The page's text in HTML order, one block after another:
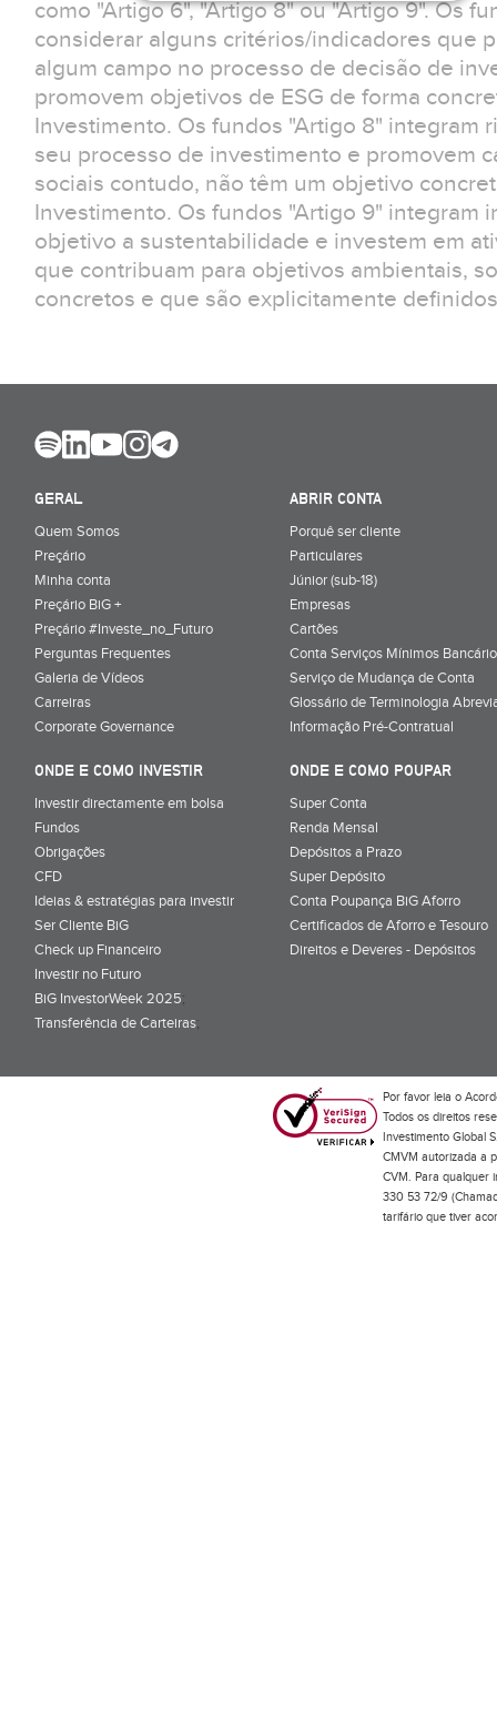
como "Artigo 6", "Artigo 8" ou "Artigo 9". Os
considerar alguns critérios/indicadores que
algum campo no processo de decisão de
promovem objetivos de ESG de forma
Investimento. Os fundos "Artigo 8" integram
seu processo de investimento e promovem
sociais contudo, não têm um objetivo
Investimento. Os fundos "Artigo 9" integram
objetivo a sustentabilidade e investem em
que contribuam para objetivos ambientais,
concretos e que são explicitamente
GERAL
Quem Somos
Preçário
Minha conta
Preçário BiG +
Preçário #Investe_no_Futuro
Perguntas Frequentes
Galeria de Vídeos
Carreiras
Corporate Governance
ABRIR CONTA
Porquê ser cliente
Particulares
Júnior (sub-18)
Empresas
Cartões
Conta Serviços Mínimos
Serviço de Mudança de Conta
Glossário de Terminologia
Informação Pré-Contratual
ONDE E COMO INVESTIR
Investir directamente em bolsa
Fundos
Obrigações
CFD
Ideias & estratégias para investir
Ser Cliente BiG
Check up Financeiro
Investir no Futuro
BiG InvestorWeek 2025;
Transferência de Carteiras;
ONDE E COMO POUPAR
Super Conta
Renda Mensal
Depósitos a Prazo
Super Depósito
Conta Poupança BiG Aforro
Certificados de Aforro e Tesouro
Direitos e Deveres - Depósitos
Por favor leia o
Todos os direitos
Investimento Global
CMVM autorizada a
CVM. Para qualquer
330 53 72/9
tarifário que tiver